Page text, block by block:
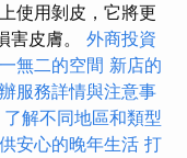
使用剝皮，它將更
害皮膚。 外商投資
無二的空間 新店的
服務詳情與注意事
解不同地區和類型
安心的晚年生活 打